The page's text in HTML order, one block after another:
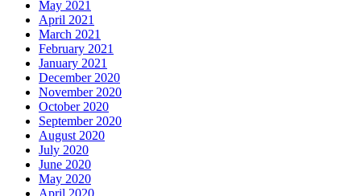
May 2021
April 2021
March 2021
February 2021
January 2021
December 2020
November 2020
October 2020
September 2020
August 2020
July 2020
June 2020
May 2020
April 2020